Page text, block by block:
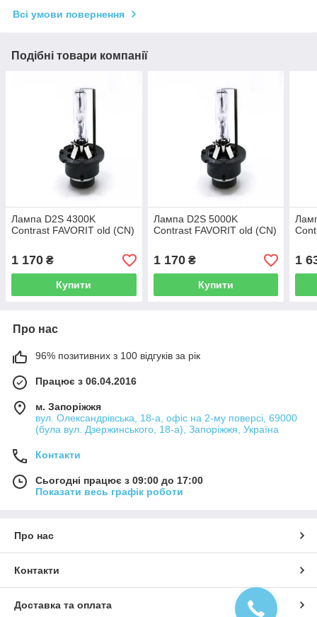
Всі умови повернення
Подібні товари компанії
Лампа D2S 4300K
Contrast FAVORIT old (CN)
1 170 ₴
Купити
Лампа D2S 5000K
Contrast FAVORIT old (CN)
1 170₴
Купити
1
Про нас
96% позитивних з 100 відгуків за рік
Працює з 06.04.2016
м. Запоріжжя
вул. Олександрівська, 18-а, офіс на 2-му поверсі, 69000
(була вул. Дзержинського, 18-а), Запоріжжя, Україна
Контакти
Сьогодні працює з 09:00 до 17:00
Показати весь графік роботи
Про нас
Контакти
Доставка та оплата